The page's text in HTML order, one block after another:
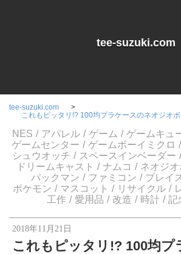
tee-suzuki.com
tee-suzuki.com
これもピッタリ!? 100均プラケースのネオジオ
NES アパレル ゲーム ゲームキュ
ゲームセンター
ゲームボーイミクロ
シュウオッチ
スペースインベーダー
ドリームキャスト
ナムコ
ネオジ
パックマン
ファミコン
プレイ
ポケモン
マスコット リサイクル
工作
愛用品 改造 時計 記
2018年11月21日
これもピッタリ!? 100均プ